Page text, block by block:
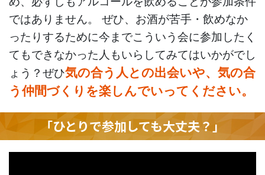
ではありません。 ぜひ、お酒が苦手・飲めなか
ったりするために今までこういう会に参加したく
てもできなかった人もいらしてみてはいかがでし
ょう？ぜひ気の合う人との出会いや、気の合
う仲間づくりを楽しんでいってください。
「ひとりで参加しても大丈夫？」